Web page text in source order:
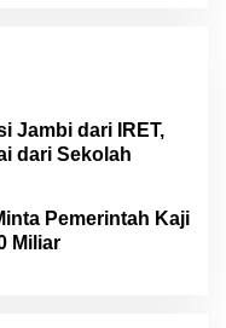
Jambi dari IRET,
dari Sekolah
Pemerintah Kaji
Miliar